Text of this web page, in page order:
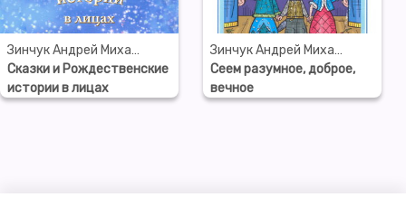
Зинчук Андрей Михайлович
Сказки и Рождественские
истории в лицах
Зинчук Андрей Михайлович
Сеем разумное, доброе,
вечное